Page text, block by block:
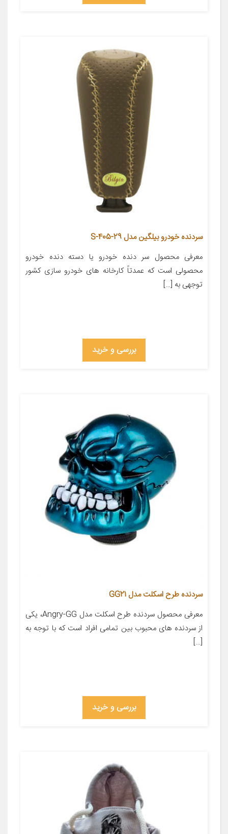
سردنده خودرو بیلگین مدل S-405-29
معرفی محصول سر دنده خودرو یا دسته دنده خودرو
محصولی است که عمدتاً کارخانه های خودرو سازی کشور
توجهی به […]
بررسی و خرید
سردنده طرح اسکلت مدل GG21
معرفی محصول سردنده طرح اسکلت مدل Angry-GG، یکی
از سردنده های محبوب بین تمامی افراد است که با توجه به
[…]
بررسی و خرید